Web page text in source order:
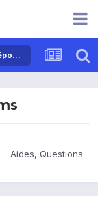
Sony Ericsson Xperia X10 - Aides, Questions & Réponses
- Aides, Questions